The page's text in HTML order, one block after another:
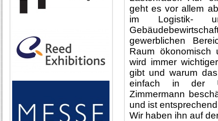
geht es vor allem
im Logistik-
gewerblichen
Raum ökonomisch
wird immer
gibt und warum
einfach in der
Zimmermann
und ist
Wir haben ihn auf